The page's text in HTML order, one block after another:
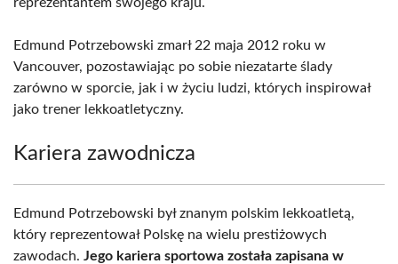
Edmund Potrzebowski zmarł 22 maja 2012 roku w
Vancouver, pozostawiając po sobie niezatarte ślady
zarówno w sporcie, jak i w życiu ludzi, których inspirował
jako trener lekkoatletyczny.
Kariera zawodnicza
Edmund Potrzebowski był znanym polskim lekkoatletą,
który reprezentował Polskę na wielu prestiżowych
zawodach. Jego kariera sportowa została zapisana w